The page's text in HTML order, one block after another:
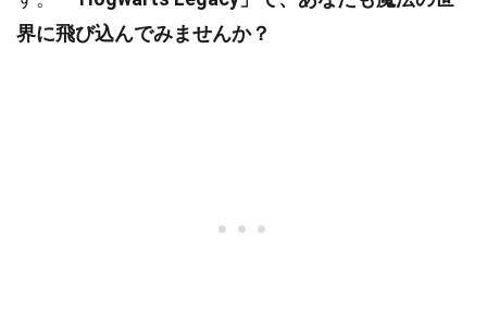
界に飛び込んでみませんか？